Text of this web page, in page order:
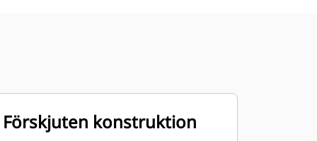
Förskjuten konstruktion